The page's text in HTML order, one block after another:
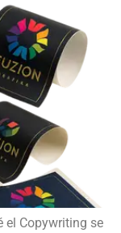
el Copywriting se